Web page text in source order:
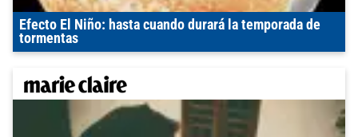
Efecto El Niño: hasta cuando durará la temporada de
tormentas